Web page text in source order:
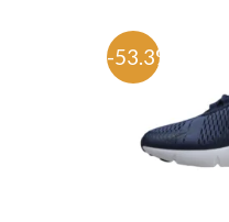
-53.3%